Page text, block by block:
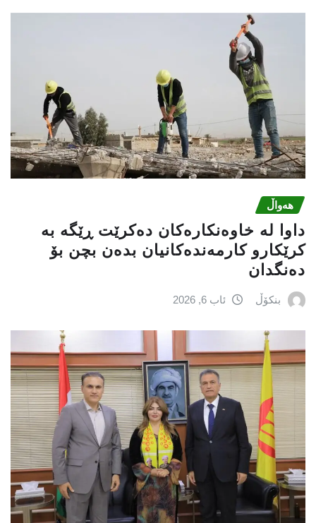
هەواڵ
داوا لە خاوەنکارەکان دەکرێت ڕێگە بە
کرێکارو کارمەندەکانیان بدەن بچن بۆ
دەنگدان
بنکۆڵ ئاب 6, 2026